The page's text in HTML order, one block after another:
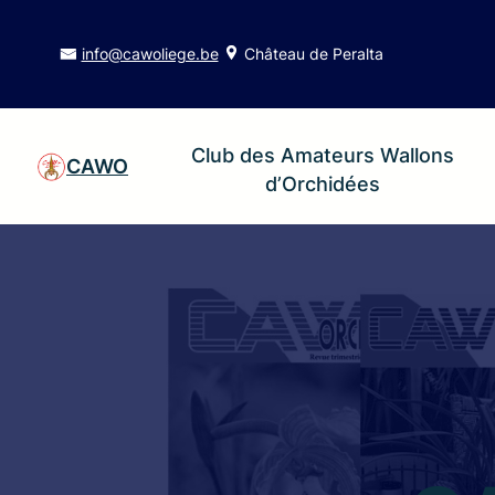
info@cawoliege.be Château de Peralta
CAWO
Club des Amateurs Wallons
d’Orchidées